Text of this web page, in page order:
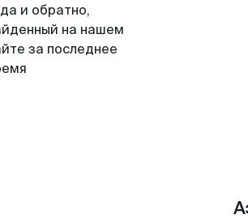
и обратно,
на нашем
за последнее